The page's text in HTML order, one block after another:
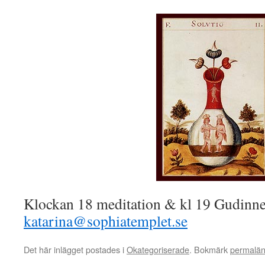
Klockan 18 meditation & kl 19
katarina@sophiatemplet.se
Det här inlägget postades iOkategoriserade. Bokmärk